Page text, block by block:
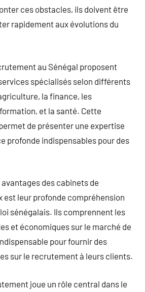
ces obstacles, ils doivent être
rapidement aux évolutions du
au Sénégal proposent
spécialisés selon différents
la finance, les
et la santé. Cette
de présenter une expertise
profonde indispensables pour des
avantages des cabinets de
leur profonde compréhension
sénégalais. Ils comprennent les
et économiques sur le marché de
pour fournir des
sur le recrutement à leurs clients.
joue un rôle central dans le